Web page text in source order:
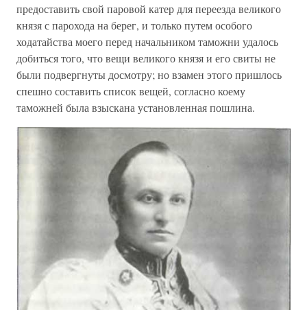
предоставить свой паровой катер для переезда великого
князя с парохода на берег, и только путем особого
ходатайства моего перед начальником таможни удалось
добиться того, что вещи великого князя и его свиты не
были подвергнуты досмотру; но взамен этого пришлось
спешно составить список вещей, согласно коему
таможней была взыскана установленная пошлина.